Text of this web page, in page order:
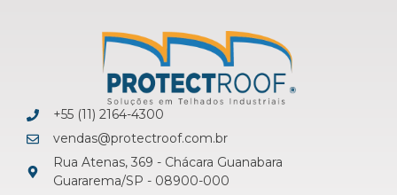
+55 (11) 2164-4300
vendas@protectroof.com.br
Rua Atenas, 369 - Chácara Guanabara
Guararema/SP - 08900-000